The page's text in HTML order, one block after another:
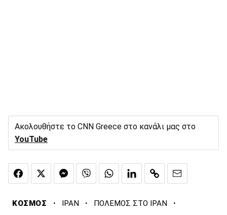
Ακολουθήστε το CNN Greece στο κανάλι μας στο
YouTube
ΚΟΣΜΟΣ · ΙΡΑΝ · ΠΟΛΕΜΟΣ ΣΤΟ ΙΡΑΝ ·